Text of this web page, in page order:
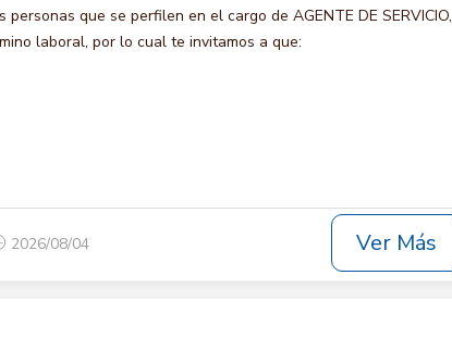
que se perfilen en el cargo de AGENTE DE SERVICIO,
laboral, por lo cual te invitamos a que:
2026/08/04 Ver Más